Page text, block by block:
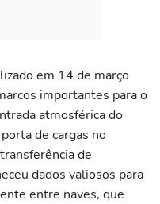
em 14 de março
importantes para o
atmosférica do
de cargas no
de
dados valiosos para
entre naves, que